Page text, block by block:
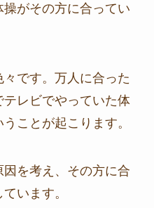
がその方に合ってい
です。万人に合った
レビでやっていた体
ことが起こります。
を考え、その方に合
います。